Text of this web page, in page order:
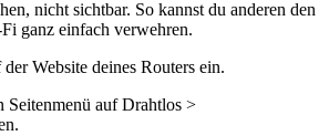
nicht sichtbar. So kannst du anderen den
ganz einfach verwehren.
Website deines Routers ein.
Seitenmenü auf Drahtlos >